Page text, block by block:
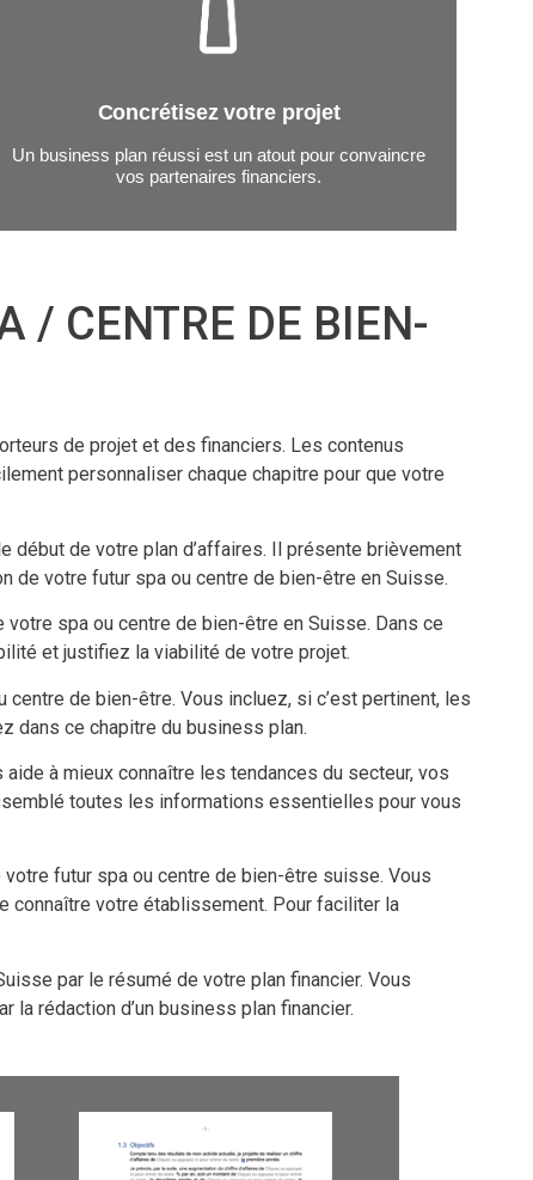
Concrétisez votre projet
Un business plan réussi est un atout pour convaincre
vos partenaires financiers.
/ CENTRE DE BIEN-
de projet et des financiers. Les contenus
personnaliser chaque chapitre pour que votre
début de votre plan d’affaires. Il présente brièvement
de votre futur spa ou centre de bien-être en Suisse.
spa ou centre de bien-être en Suisse. Dans ce
et justifiez la viabilité de votre projet.
de bien-être. Vous incluez, si c’est pertinent, les
dans ce chapitre du business plan.
à mieux connaître les tendances du secteur, vos
toutes les informations essentielles pour vous
futur spa ou centre de bien-être suisse. Vous
connaître votre établissement. Pour faciliter la
par le résumé de votre plan financier. Vous
rédaction d’un business plan financier.